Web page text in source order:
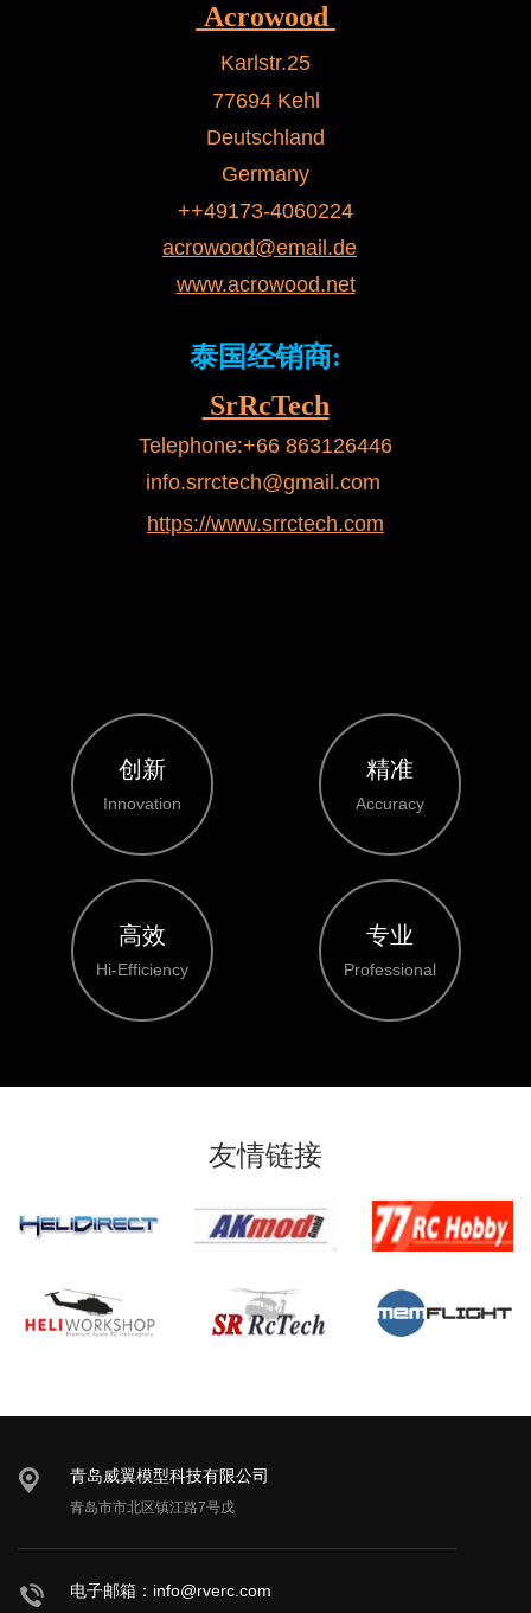
Acrowood
Karlstr.25
77694 Kehl
Deutschland
Germany
++49173-4060224
acrowood@email.de
www.acrowood.net
泰国经销商:
SrRcTech
Telephone:+66 863126446
info.srrctech@gmail.com
https://www.srrctech.com
创新
Innovation
精准
Accuracy
高效
Hi-Efficiency
专业
Professional
友情链接
青岛威翼模型科技有限公司
青岛市市北区镇江路7号戊
电子邮箱：info@rverc.com